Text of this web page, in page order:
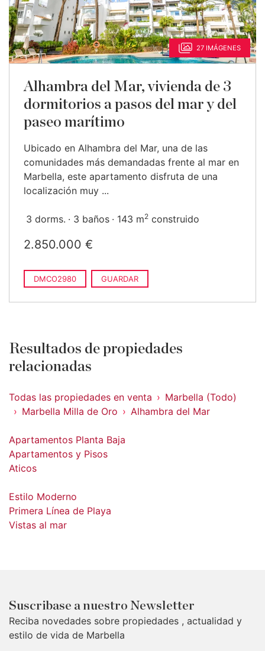
27 IMÁGENES
Alhambra del Mar, vivienda de 3
dormitorios a pasos del mar y del
paseo marítimo
Ubicado en Alhambra del Mar, una de las
comunidades más demandadas frente al mar en
Marbella, este apartamento disfruta de una
localización muy ...
3 dorms. 3 baños 143 m2 construido
2.850.000 €
DMCO2980 GUARDAR
Resultados de propiedades
relacionadas
Todas las propiedades en venta
Marbella (Todo)
Marbella Milla de Oro
Alhambra del Mar
Apartamentos Planta Baja
Apartamentos y Pisos
Aticos
Estilo Moderno
Primera Línea de Playa
Vistas al mar
Suscribase a nuestro Newsletter
Reciba novedades sobre propiedades , actualidad y
estilo de vida de Marbella